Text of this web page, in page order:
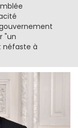
"un
néfaste à